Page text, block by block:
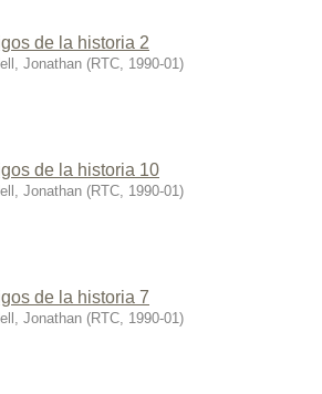
de la historia 2
Jonathan (RTC, 1990-01)
de la historia 10
Jonathan (RTC, 1990-01)
de la historia 7
Jonathan (RTC, 1990-01)